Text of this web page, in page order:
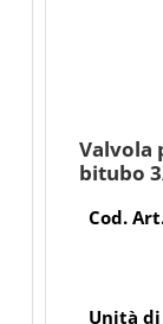
Valvola
bitubo
Cod.
Unità di